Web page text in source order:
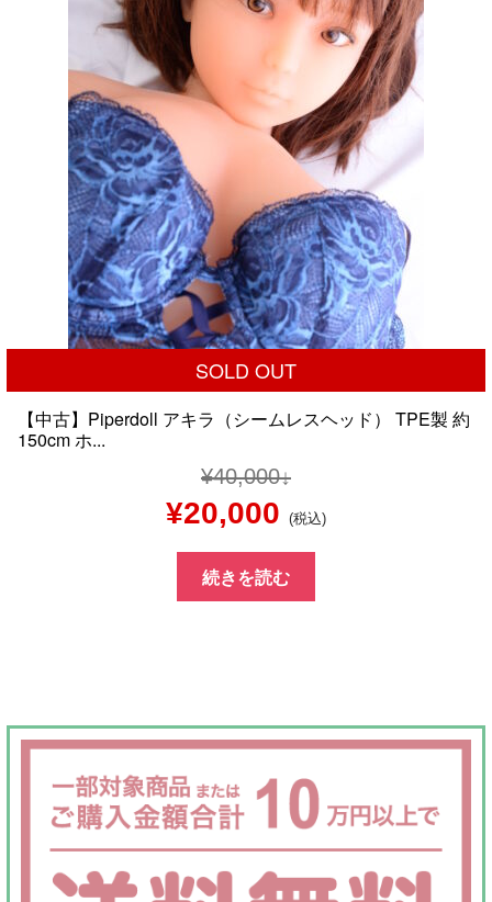
た。
す。
SOLD OUT
【中古】Piperdoll アキラ（シームレスヘッド） TPE製 約
150cm ホ...
¥40,000
元
の
価
¥40,000
で
し
た。
¥20,000 現
在
の
は
で
す。
(税込)
続きを読む